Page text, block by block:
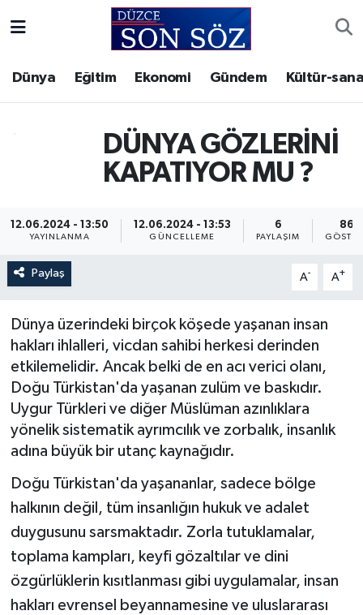
Dünya Eğitim Ekonomi Gündem Kültür-
DÜNYA GÖZLERİNİ
KAPATIYOR MU ?
12.06.2024 - 13:50
YAYINLANMA
12.06.2024 - 13:53
GÜNCELLEME
6
PAYLAŞIM
862
Paylaş A- A+
Dünya üzerindeki birçok köşede yaşanan insan
hakları ihlalleri, vicdan sahibi herkesi derinden
etkilemelidir. Ancak belki de en acı verici olanı,
Doğu Türkistan'da yaşanan zulüm ve baskıdır.
Uygur Türkleri ve diğer Müslüman azınlıklara
yönelik sistematik ayrımcılık ve zorbalık, insanlık
adına büyük bir utanç kaynağıdır.
Doğu Türkistan'da yaşananlar, sadece bölge
halkının değil, tüm insanlığın hukuk ve adalet
duygusunu sarsmaktadır. Zorla tutuklamalar,
toplama kampları, keyfi gözaltılar ve dini
özgürlüklerin kısıtlanması gibi uygulamalar, insan
hakları evrensel beyannamesine ve uluslararası
Gizlilik Sözleşmesi
Video Galeri
Akçakoca Hava Durumu
Akçakoca Trafik Yoğunluk Haritası
Süper Lig Puan Durumu ve Fikstür
Tüm Manşetler
Son Dakika Haberleri